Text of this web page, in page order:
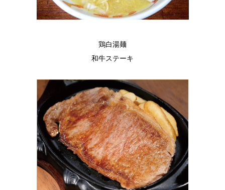
鶏白湯麺
和牛ステーキ